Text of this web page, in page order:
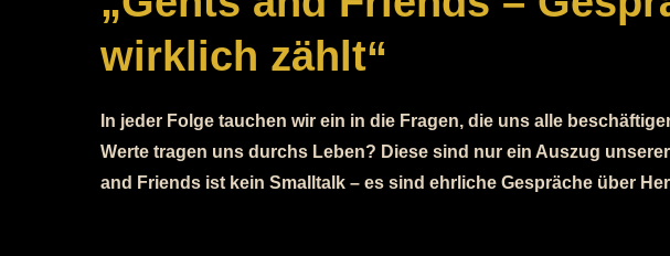
wirklich zählt“
In jeder Folge tauchen wir ein in die Fragen, die uns alle
Werte tragen uns durchs Leben? Diese sind nur ein Auszug
and Friends ist kein Smalltalk – es sind ehrliche Gespräche über